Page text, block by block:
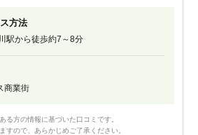
方法
駅から徒歩約7～8分
商業街
る方の情報に基づいた口コミです。
すので、あらかじめご了承ください。